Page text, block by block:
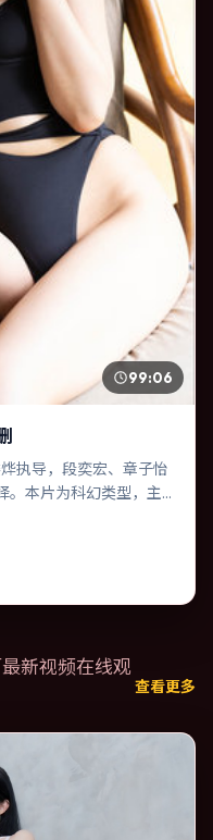
99:06
执导，段奕宏、章子怡
。本片为科幻类型，主
被重新翻出，真相与
凑，人物动机清晰，
最新视频在线观
查看更多